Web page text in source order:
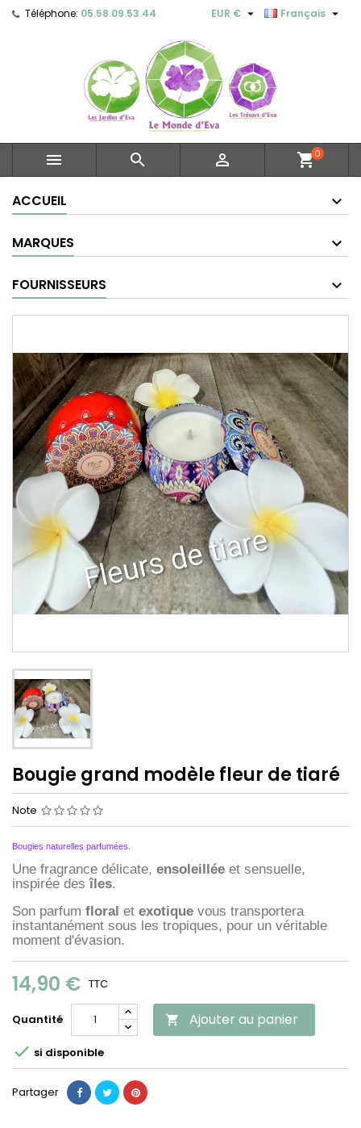
Téléphone: 05.58.09.53.44 Français 
EUR € 
   shopping_cart0
ACCUEIL
MARQUES
FOURNISSEURS
Bougie grand modèle fleur de tiaré
Note
Bougies naturelles parfumées.
Une fragrance délicate, ensoleillée et sensuelle,
inspirée desîles.
Son parfum floral et exotique vous transportera
instantanément sous les tropiques, pour un véritable
moment d'évasion.
14,90 € TTC
Quantité  Ajouter au panier
 si disponible
Partager